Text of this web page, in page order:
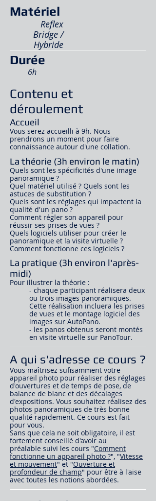
Matériel
Reflex
Bridge /
Hybride
Durée
6h
Contenu et
déroulement
Accueil
Vous serez accueilli à 9h. Nous
prendrons un moment pour faire
connaissance autour d'une collation.
La théorie (3h environ le matin)
Quels sont les spécificités d'une image
panoramique ?
Quel matériel utilisé ? Quels sont les
astuces de substitution ?
Quels sont les réglages qui impactent la
qualité d'un pano ?
Comment régler son appareil pour
réussir ses prises de vues ?
Quels logiciels utiliser pour créer le
panoramique et la visite virtuelle ?
Comment fonctionne ces logiciels ?
La pratique (3h environ l'après-
midi)
Pour illustrer la théorie :
- chaque participant réalisera deux
ou trois images panoramiques.
Cette réalisation incluera les prises
de vues et le montage logiciel des
images sur AutoPano.
- les panos obtenus seront montés
en visite virtuelle sur PanoTour.
A qui s'adresse ce cours ?
Vous maîtrisez sufisamment votre
appareil photo pour réaliser des réglages
d'ouvertures et de temps de pose, de
balance de blanc et des décalages
d'expositions. Vous souhaitez réalisez des
photos panoramiques de très bonne
qualité rapidement. Ce cours est fait
pour vous.
Sans que cela ne soit obligatoire, il est
fortement conseillé d'avoir au
préalable suivi les cours "Comment
fonctionne un appareil photo ?", "Vitesse
et mouvement" et "Ouverture et
profondeur de champ" pour être à l'aise
avec toutes les notions abordées.